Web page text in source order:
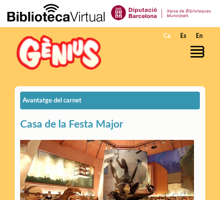
Salta al contingut principal
Ca Es En
Avantatge del carnet
Casa de la Festa Major